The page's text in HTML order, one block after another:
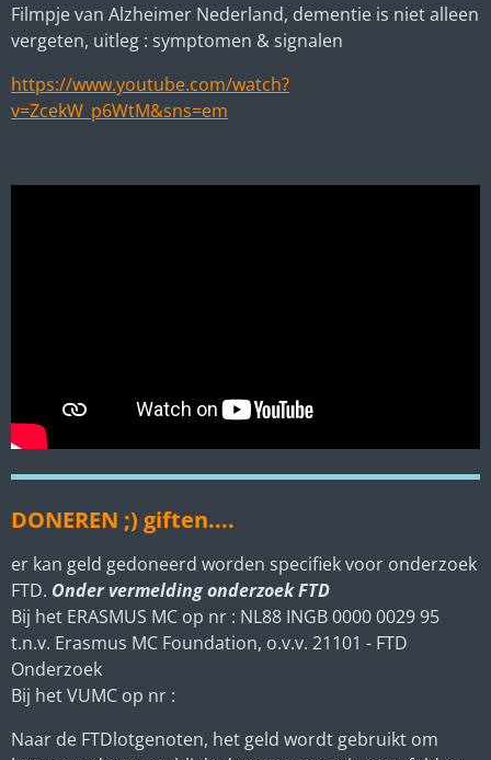
Filmpje van Alzheimer Nederland, dementie is niet alleen
vergeten, uitleg : symptomen & signalen
https://www.youtube.com/watch?
v=ZcekW_p6WtM&sns=em
DONEREN ;) giften....
er kan geld gedoneerd worden specifiek voor onderzoek
FTD. Onder vermelding onderzoek FTD
Bij het ERASMUS MC op nr : NL88 INGB 0000 0029 95
t.n.v. Erasmus MC Foundation, o.v.v. 21101 - FTD
Onderzoek
Bij het VUMC op nr :
Naar de FTDlotgenoten, het geld wordt gebruikt om